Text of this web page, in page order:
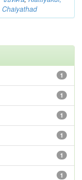
Chaiyathad
1
1
1
1
1
1